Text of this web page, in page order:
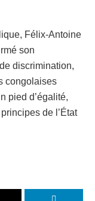
Félix-Antoine
son
discrimination,
congolaises
pied d’égalité,
de l’État